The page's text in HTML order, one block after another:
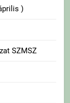
)
SZMSZ